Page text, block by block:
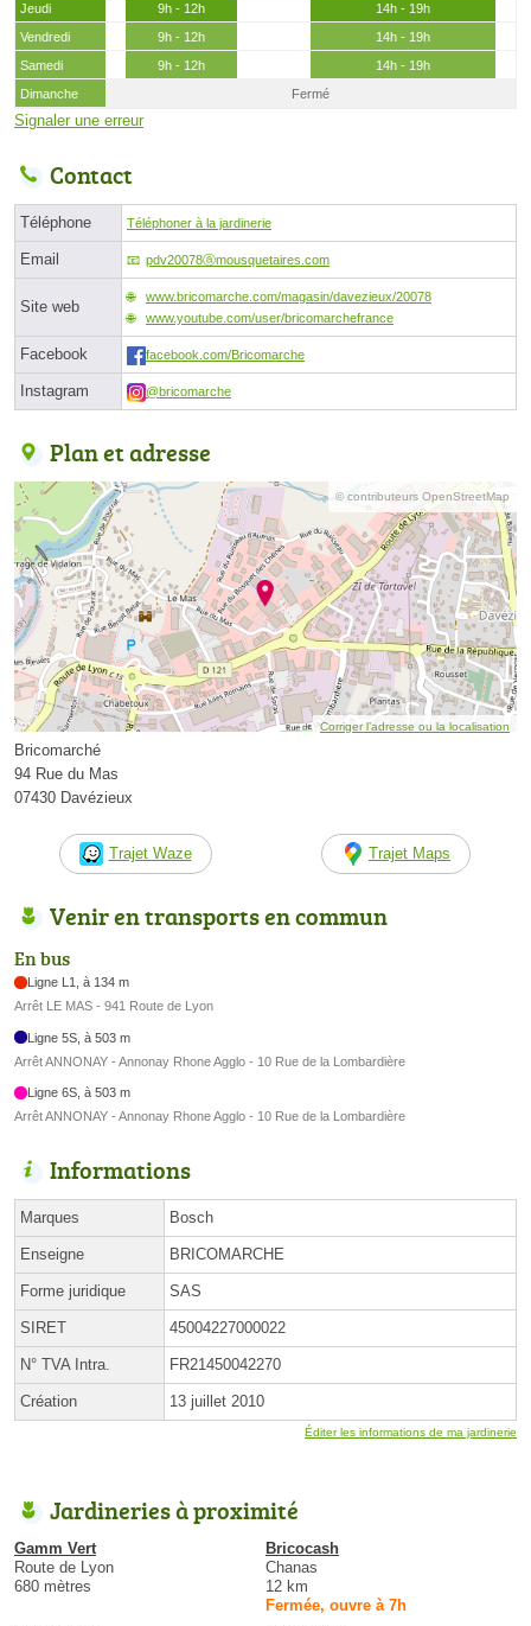
Jeudi
9h - 12h
14h - 19h
Vendredi
9h - 12h
14h - 19h
Samedi
9h - 12h
14h - 19h
Dimanche
Fermé
Signaler une erreur
Contact
Téléphone Téléphoner à la jardinerie
Email pdv20078ⓐmousquetaires.com
Site web
www.bricomarche.com/magasin/davezieux/20078
www.youtube.com/user/bricomarchefrance
Facebook facebook.com/Bricomarche
Instagram @bricomarche
Plan et adresse
© contributeurs OpenStreetMap
Corriger l’adresse ou la localisation
Bricomarché
94 Rue du Mas
07430 Davézieux
Trajet Waze Trajet Maps
Venir en transports en commun
En bus
Ligne L1, à 134 m
Arrêt LE MAS - 941 Route de Lyon
Ligne 5S, à 503 m
Arrêt ANNONAY - Annonay Rhone Agglo - 10 Rue de la Lombardière
Ligne 6S, à 503 m
Arrêt ANNONAY - Annonay Rhone Agglo - 10 Rue de la Lombardière
Informations
Marques Bosch
Enseigne BRICOMARCHE
Forme juridique SAS
SIRET 45004227000022
N° TVA Intra. FR21450042270
Création 13 juillet 2010
Éditer les informations de ma jardinerie
Jardineries à proximité
Gamm Vert
Route de Lyon
680 mètres
Bricocash
Chanas
12 km
Fermée, ouvre à 7h